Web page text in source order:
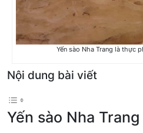
Yến sào Nha Trang là thực
Nội dung bài viết
Yến sào Nha Trang